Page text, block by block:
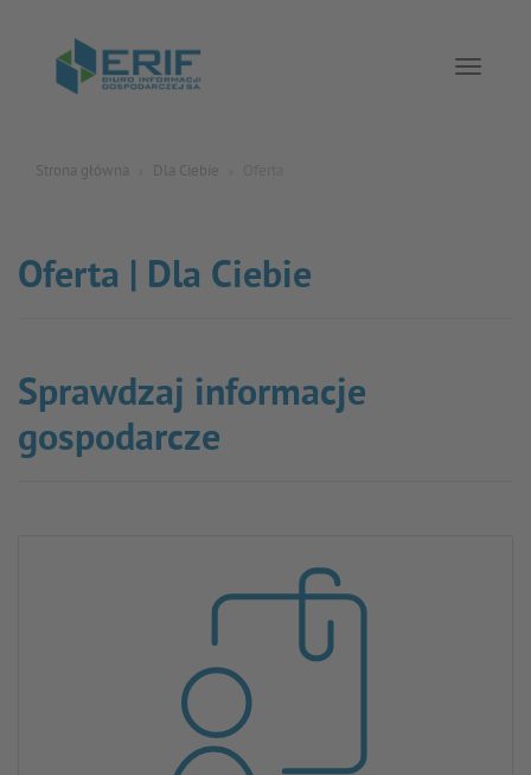
Strona główna Dla Ciebie
Oferta | Dla Ciebie
Sprawdzaj informacje
gospodarcze